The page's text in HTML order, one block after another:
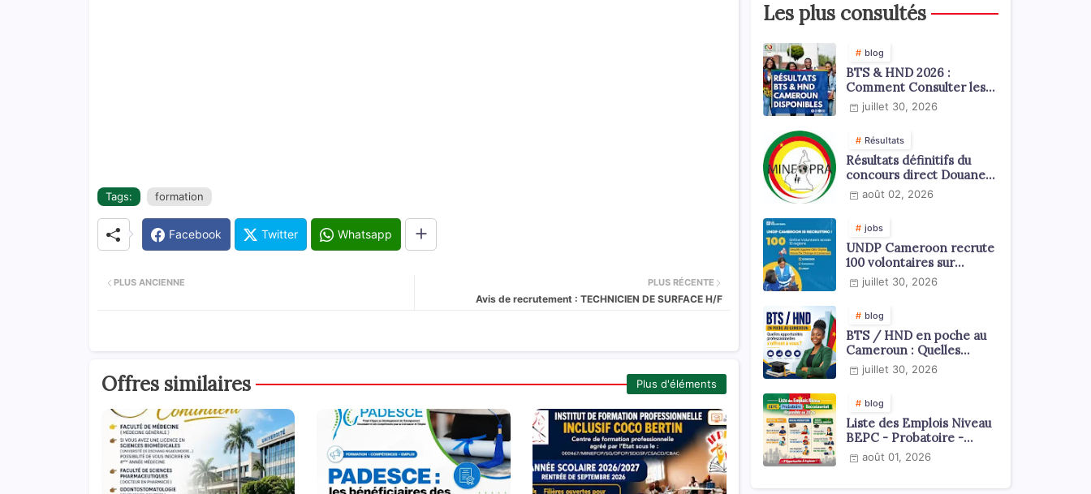
Tags: formation
Facebook Twitter Whatsapp
PLUS RÉCENTE
Avis de recrutement : TECHNICIEN DE SURFACE H/F
PLUS ANCIENNE
Offres similaires Plus d'éléments
Les plus consultés
blog
BTS & HND 2026 :
Comment Consulter les
Résultats ?
juillet 30, 2026
Résultats
Résultats définitifs du
concours direct Douanes
2026août 02, 2026
jobs
UNDP Cameroon recrute
100 volontaires sur
l'échelle du territoire
national
juillet 30, 2026
blog
BTS / HND en poche au
Cameroun : Quelles
opportunités
professionnelles s'offrent
juillet 30, 2026
blog
Liste des Emplois Niveau
BEPC - Probatoire -
Baccalauréat dispoblible
en 2026
août 01, 2026